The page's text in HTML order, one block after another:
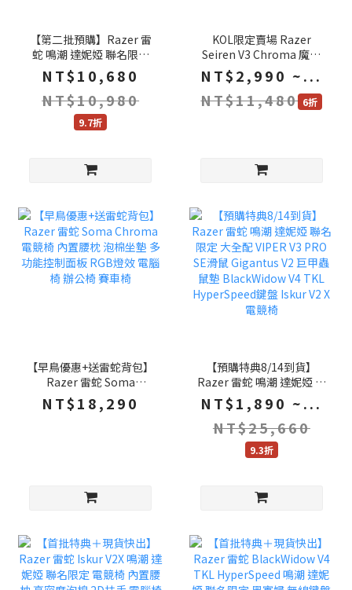
【第二批預購】Razer 雷
蛇 鳴潮 達妮婭 聯名限定
鍵盤+滑鼠組合 VIPER V3
PRO SE滑鼠 BlackWidow
V4 TKL HyperSpeed鍵盤
NT$10,680
NT$10,980
9.7折
KOL限定賣場 Razer
Seiren V3 Chroma 魔音
海妖麥克風+Kraken Kitty
北海巨妖 耳機
NT$2,990 ~...
NT$11,480 6折
【早鳥優惠+送雷蛇背包】
Razer 雷蛇 Soma
Chroma 電競椅 內置腰枕
泡棉坐墊 多功能控制面板
NT$18,290
【預購特典8/14到貨】
Razer 雷蛇 鳴潮 達妮婭 聯
名限定 大全配 VIPER V3
PRO SE滑鼠 Gigantus V2
巨甲蟲 鼠墊 BlackWidow
V4 TKL HyperSpeed鍵盤
Iskur V2 X 電競椅
NT$1,890 ~...
NT$25,660
9.3折